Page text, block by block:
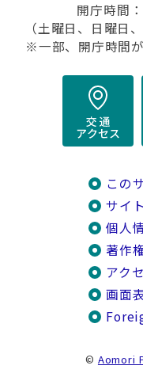
開庁時間
（土曜日、日曜日
※一部、開庁時間
この
サイ
個人
著作
アク
画面
© Aomori